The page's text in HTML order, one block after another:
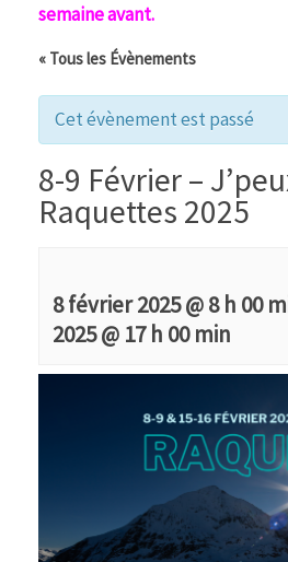
semaine avant.
« Tous les Évènements
Cet évènement est passé
8-9 Février –
Raquettes 2025
8 février 2025 @ 8 h 00
2025 @ 17 h 00 min